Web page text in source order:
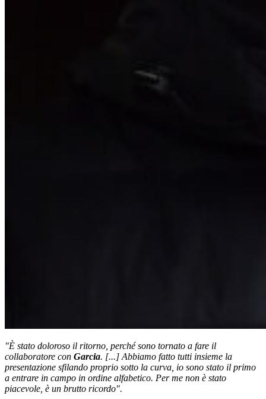
"È stato doloroso il ritorno, perché sono tornato a fare il
collaboratore con Garcia. [...] Abbiamo fatto tutti insieme la
presentazione sfilando proprio sotto la curva, io sono stato il primo
a entrare in campo in ordine alfabetico. Per me non è stato
piacevole, è un brutto ricordo".